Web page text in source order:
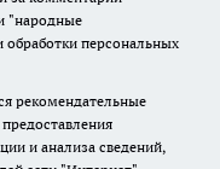
"народные
персональных
рекомендательные
и анализа сведений,